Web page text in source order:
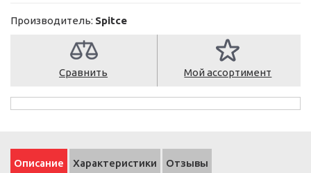
Производитель: Spitce
Сравнить Мой ассортимент
Описание Характеристики Отзывы